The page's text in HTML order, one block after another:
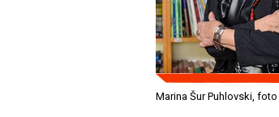
Marina Šur Puhlovski,